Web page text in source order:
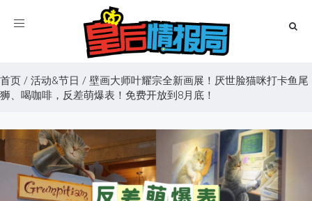
Toggle
首页 / 活动&节日 / 壁画大师叶耀宗全新画展！厌世脸猫咪打卡鱼尾
狮、喝咖啡，反差萌爆表！免费开放到8月底！